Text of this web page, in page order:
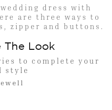
dress with
are three ways to
zipper and buttons.
The Look
to complete your
style